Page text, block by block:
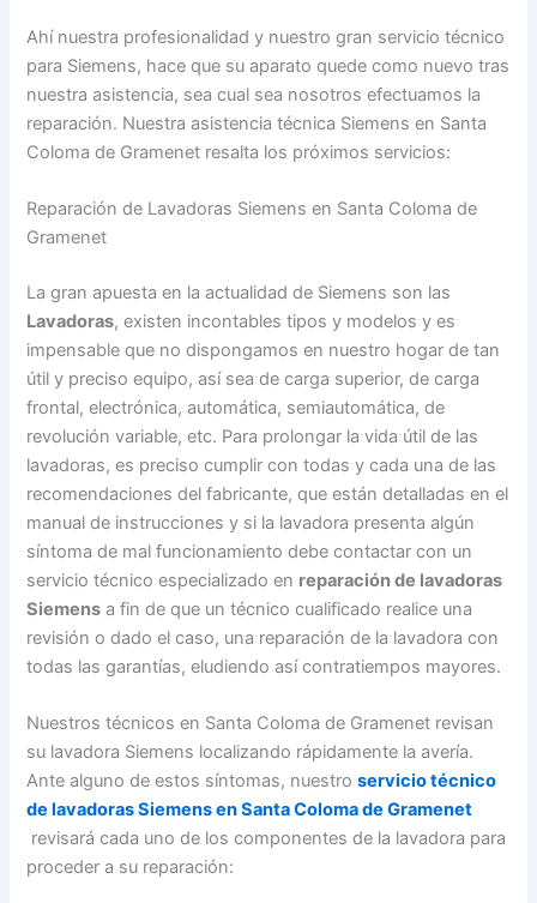
Ahí nuestra profesionalidad y nuestro gran servicio técnico
para Siemens, hace que su aparato quede como nuevo tras
nuestra asistencia, sea cual sea nosotros efectuamos la
reparación. Nuestra asistencia técnica Siemens en Santa
Coloma de Gramenet resalta los próximos servicios:
Reparación de Lavadoras Siemens en Santa Coloma de
Gramenet
La gran apuesta en la actualidad de Siemens son las
Lavadoras, existen incontables tipos y modelos y es
impensable que no dispongamos en nuestro hogar de tan
útil y preciso equipo, así sea de carga superior, de carga
frontal, electrónica, automática, semiautomática, de
revolución variable, etc. Para prolongar la vida útil de las
lavadoras, es preciso cumplir con todas y cada una de las
recomendaciones del fabricante, que están detalladas en el
manual de instrucciones y si la lavadora presenta algún
síntoma de mal funcionamiento debe contactar con un
servicio técnico especializado en reparación de lavadoras
Siemens a fin de que un técnico cualificado realice una
revisión o dado el caso, una reparación de la lavadora con
todas las garantías, eludiendo así contratiempos mayores.
Nuestros técnicos en Santa Coloma de Gramenet revisan
su lavadora Siemens localizando rápidamente la avería.
Ante alguno de estos síntomas, nuestroservicio técnico
de lavadoras Siemens en Santa Coloma de Gramenet
revisará cada uno de los componentes de la lavadora para
proceder a su reparación: